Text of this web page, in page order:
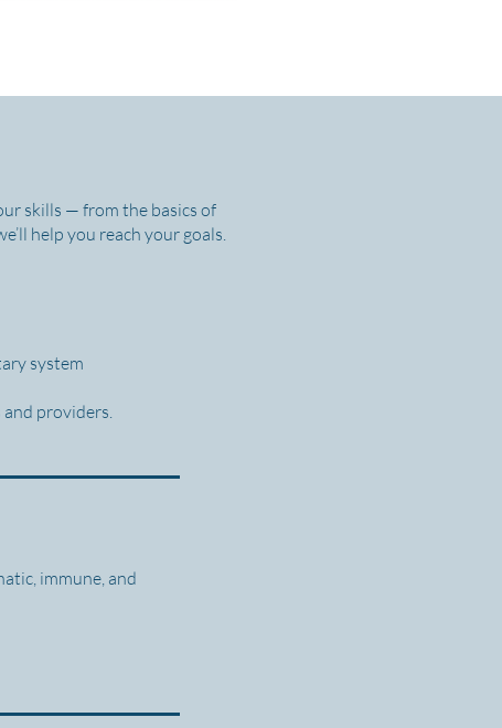
skills — from the basics of
help you reach your goals.
system
providers.
immune, and